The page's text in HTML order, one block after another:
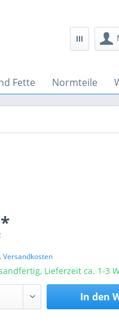
Fette Normteile
Versandkosten
Lieferzeit ca. 1-3
In den